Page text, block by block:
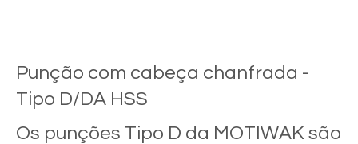
Punção com cabeça chanfrada -
Tipo D/DA HSS
Os punções Tipo D da MOTIWAK são